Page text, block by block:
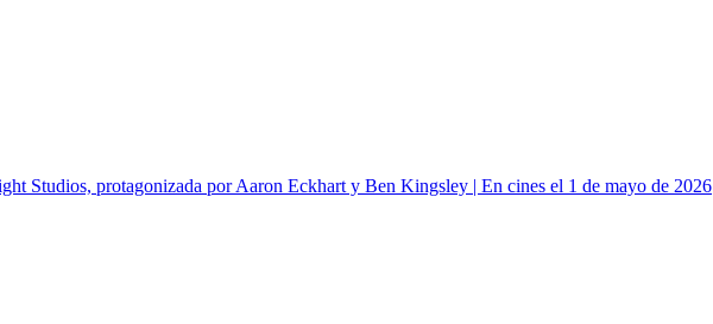
Studios, protagonizada por Aaron Eckhart y Ben Kingsley | En cines el 1 de mayo de 2026